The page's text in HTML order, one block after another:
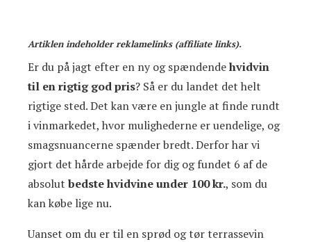
Artiklen indeholder reklamelinks (affiliate links).
Er du på jagt efter en ny og spændendehvidvin
til en rigtig god pris? Så er du landet det helt
rigtige sted. Det kan være en jungle at finde rundt
i vinmarkedet, hvor mulighederne er uendelige, og
smagsnuancerne spænder bredt. Derfor har vi
gjort det hårde arbejde for dig og fundet 6 af de
absolut bedste hvidvine under 100 kr., som du
kan købe lige nu.
Uanset om du er til en sprød og tør terrassevin